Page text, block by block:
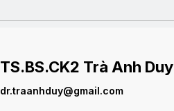
TS.BS.CK2 Trà Anh Duy
dr.traanhduy@gmail.com